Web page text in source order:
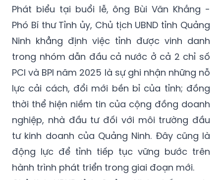
Phát biểu tại buổi lễ, ông Bùi Văn Khắng -
Phó Bí thư Tỉnh ủy, Chủ tịch UBND tỉnh Quảng
Ninh khẳng định việc tỉnh được vinh danh
trong nhóm dẫn đầu cả nước ở cả 2 chỉ số
PCI và BPI năm 2025 là sự ghi nhận những nỗ
lực cải cách, đổi mới bền bỉ của tỉnh; đồng
thời thể hiện niềm tin của cộng đồng doanh
nghiệp, nhà đầu tư đối với môi trường đầu
tư kinh doanh của Quảng Ninh. Đây cũng là
động lực để tỉnh tiếp tục vững bước trên
hành trình phát triển trong giai đoạn mới.